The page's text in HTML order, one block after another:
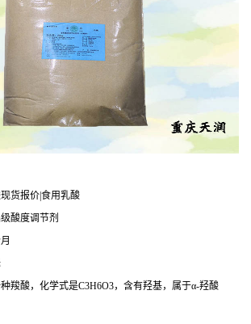
货报价|食用乳酸
酸度调节剂
种羧酸，化学式是C3H6O3，含有羟基，属于α-羟酸